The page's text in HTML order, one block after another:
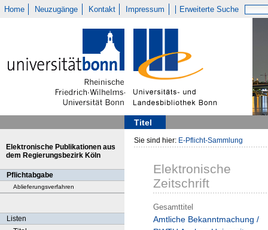
Home Neuzugänge Kontakt Impressum Erweiterte Suche
Titel
Elektronische Publikationen aus
dem Regierungsbezirk Köln
Pflichtabgabe
Ablieferungsverfahren
Listen
Sie sind hier: E-Pflicht-Sammlung
Elektronische
Zeitschrift
Gesamttitel
Amtliche Bekanntmachung /